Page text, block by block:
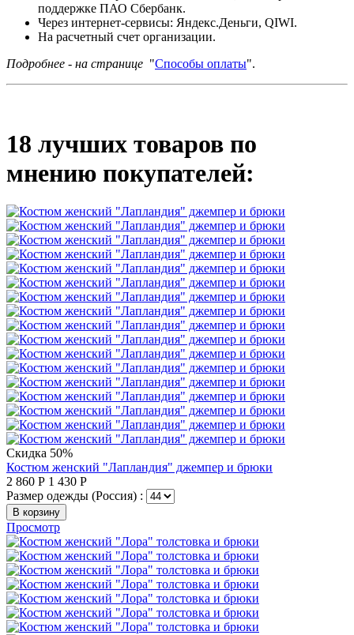
поддержке ПАО Сбербанк.
Через интернет-сервисы: Яндекс.Деньги, QIWI.
На расчетный счет организации.
Подробнее - на странице "Способы оплаты".
18 лучших товаров по
мнению покупателей:
Скидка 50%
Костюм женский "Лапландия" джемпер и брюки
2 860 Р 1 430 Р
Размер одежды (Россия) :
В корзину
Просмотр